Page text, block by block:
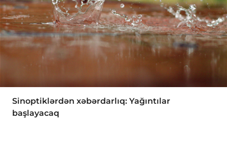
Sinoptiklərdən xəbərdarlıq: Yağıntılar
başlayacaq